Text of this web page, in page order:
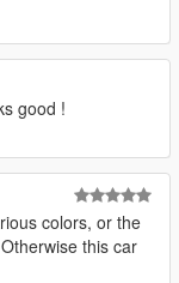
good !
colors, or the
this car